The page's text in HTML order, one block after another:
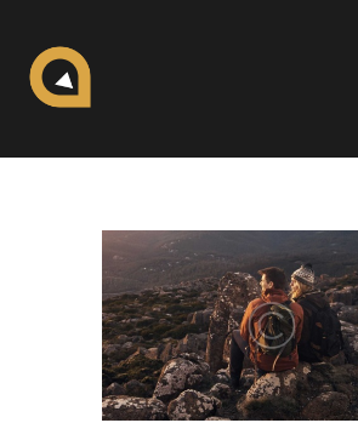
Nosotros
Blogs
Destinos
Contacto